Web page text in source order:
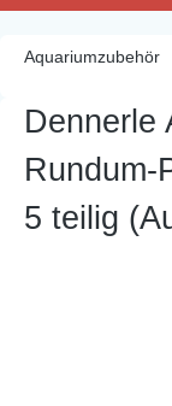
Aquariumzubehör
Dennerle
Rundum-
5 teilig